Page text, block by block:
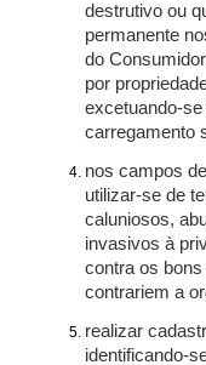
destrutivo ou
permanente
do
por
excetuando-
carregamento
nos campos
utilizar-se de
caluniosos,
invasivos à
contra os
contrariem a
realizar
identificando-